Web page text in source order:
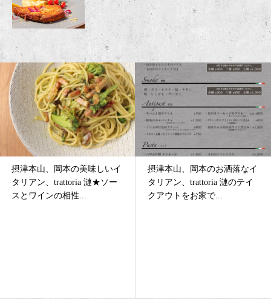
摂津本山、岡本のお洒落なイ
タリアン、trattoria 漣のテイ
クアウトをお家で...
摂津本山、岡本のおすすめイ
タリアン、trattoria 漣☆春！
歓送迎会♪新飲み...